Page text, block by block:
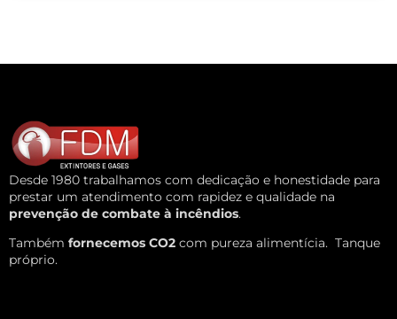
Desde 1980 trabalhamos com dedicação e honestidade para
prestar um atendimento com rapidez e qualidade na
prevenção de combate à incêndios.
Também fornecemos CO2 com pureza alimentícia. Tanque
próprio.